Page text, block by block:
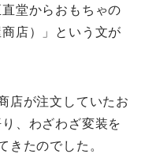
堂からおもちゃの
店）」という文が
店が注文していたお
、わざわざ変装を
きたのでした。